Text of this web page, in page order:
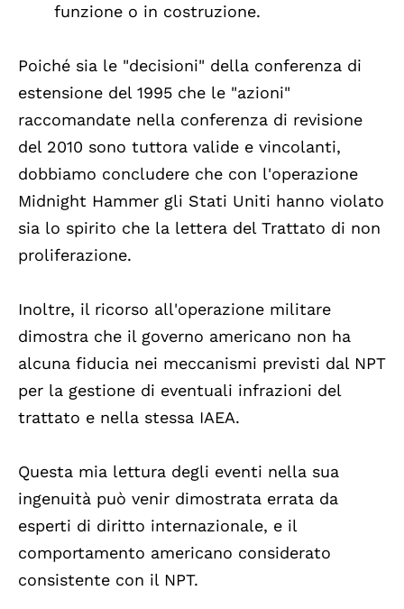
funzione o in costruzione.
Poiché sia le "decisioni" della conferenza di
estensione del 1995 che le "azioni"
raccomandate nella conferenza di revisione
del 2010 sono tuttora valide e vincolanti,
dobbiamo concludere che con l'operazione
Midnight Hammer gli Stati Uniti hanno violato
sia lo spirito che la lettera del Trattato di non
proliferazione.
Inoltre, il ricorso all'operazione militare
dimostra che il governo americano non ha
alcuna fiducia nei meccanismi previsti dal NPT
per la gestione di eventuali infrazioni del
trattato e nella stessa IAEA.
Questa mia lettura degli eventi nella sua
ingenuità può venir dimostrata errata da
esperti di diritto internazionale, e il
comportamento americano considerato
consistente con il NPT.